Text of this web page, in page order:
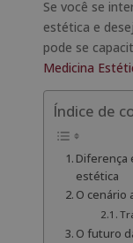
Se você se
estética e
pode se
Medicina
Índice de
Diferença
estética
O cenário
O futuro